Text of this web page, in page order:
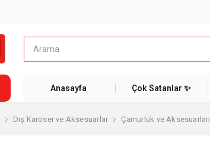
Anasayfa Çok Satanlar ✨
Dış Karoser ve Aksesuarlar Çamurluk ve Aksesuarları